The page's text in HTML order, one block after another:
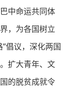
中命运共同体
，为各国树立
倡议，深化两国
扩大青年、文
的脱贫成就令